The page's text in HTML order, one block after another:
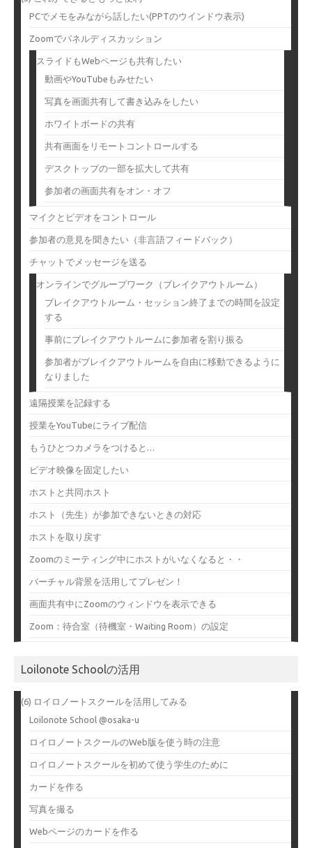
PCでメモをみながら話したい(PPTのウインドウ表示)
Zoomでパネルディスカッション
スライドもWebページも共有したい
動画やYouTubeもみせたい
写真を画面共有して書き込みをしたい
ホワイトボードの共有
共有画面をリモートコントロールする
デスクトップの一部を拡大して共有
参加者の画面共有をオン・オフ
マイクとビデオをコントロール
参加者の意見を聞きたい（非言語フィードバック）
チャットでメッセージを送る
オンラインでグループワーク（ブレイクアウトルーム）
ブレイクアウトルーム・セッション終了までの時間を設定
する
事前にブレイクアウトルームに参加者を割り振る
参加者がブレイクアウトルームを自由に移動できるように
なりました
遠隔授業を記録する
授業をYouTubeにライブ配信
もうひとつカメラをつけると…
ビデオ映像を固定したい
ホストと共同ホスト
ホスト（先生）が参加できないときの対応
ホストを取り戻す
Zoomのミーティング中にホストがいなくなると・・
バーチャル背景を活用してプレゼン！
画面共有中にZoomのウィンドウを表示できる
Zoom：待合室（待機室・Waiting Room）の設定
Loilonote Schoolの活用
(6) ロイロノートスクールを活用してみる
Loilonote School @osaka-u
ロイロノートスクールのWeb版を使う時の注意
ロイロノートスクールを初めて使う学生のために
カードを作る
写真を撮る
Webページのカードを作る